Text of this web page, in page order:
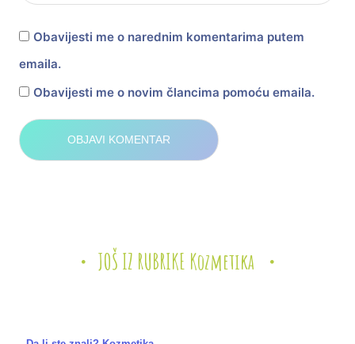
Obavijesti me o narednim komentarima putem
emaila.
Obavijesti me o novim člancima pomoću emaila.
JOŠ IZ RUBRIKE Kozmetika